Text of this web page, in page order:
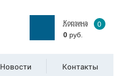
Корзина
0
0руб.
Новости Контакты